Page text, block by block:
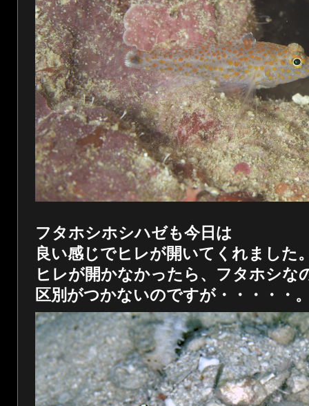
フタホシホシハゼも今日は
良い感じでヒレが開いてくれました
ヒレが開かなかったら、フタホシな
区別がつかないのですが・・・・・